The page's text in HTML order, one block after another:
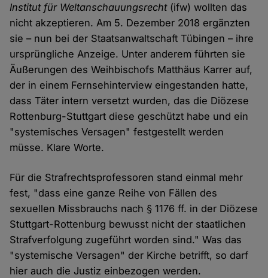
Institut für Weltanschauungsrecht(ifw) wollten das
nicht akzeptieren. Am 5. Dezember 2018 ergänzten
sie – nun bei der Staatsanwaltschaft Tübingen – ihre
ursprüngliche Anzeige. Unter anderem führten sie
Äußerungen des Weihbischofs Matthäus Karrer auf,
der in einem Fernsehinterview eingestanden hatte,
dass Täter intern versetzt wurden, das die Diözese
Rottenburg-Stuttgart diese geschützt habe und ein
"systemisches Versagen" festgestellt werden
müsse. Klare Worte.
Für die Strafrechtsprofessoren stand einmal mehr
fest, "dass eine ganze Reihe von Fällen des
sexuellen Missbrauchs nach § 1176 ff. in der Diözese
Stuttgart-Rottenburg bewusst nicht der staatlichen
Strafverfolgung zugeführt worden sind." Was das
"systemische Versagen" der Kirche betrifft, so darf
hier auch die Justiz einbezogen werden.